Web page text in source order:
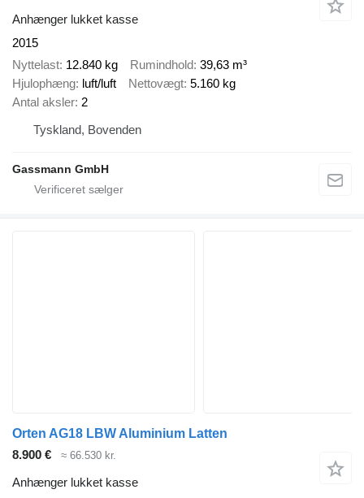
Anhænger lukket kasse
2015
Nyttelast 12.840 kg Rumindhold 39,63 m³
Hjulophæng luft/luft Nettovægt 5.160 kg
Antal aksler 2
Tyskland, Bovenden
Gassmann GmbH
Orten AG18 LBW Aluminium Latten
8.900 €
≈ 66.530 kr.
Anhænger lukket kasse